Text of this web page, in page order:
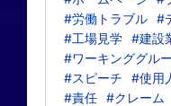
#労働トラブル #
#工場見学 #建設
#ワーキンググル
#スピーチ
#使用
#責任 #クレーム